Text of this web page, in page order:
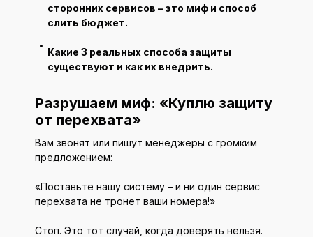
сторонних сервисов – это миф и способ
слить бюджет.
Какие 3 реальных способа защиты
существуют и как их внедрить.
Разрушаем миф: «Куплю защиту
от перехвата»
Вам звонят или пишут менеджеры с громким
предложением:
«Поставьте нашу систему – и ни один сервис
перехвата не тронет ваши номера!»
Стоп. Это тот случай, когда доверять нельзя.